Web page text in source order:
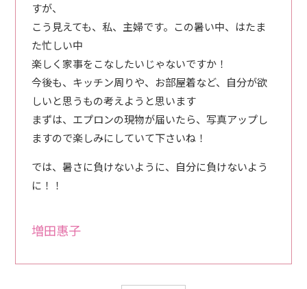
すが、
こう見えても、私、主婦です。この暑い中、はたま
た忙しい中
楽しく家事をこなしたいじゃないですか！
今後も、キッチン周りや、お部屋着など、自分が欲
しいと思うもの考えようと思います
まずは、エプロンの現物が届いたら、写真アップし
ますので楽しみにしていて下さいね！
では、暑さに負けないように、自分に負けないよう
に！！
増田惠子